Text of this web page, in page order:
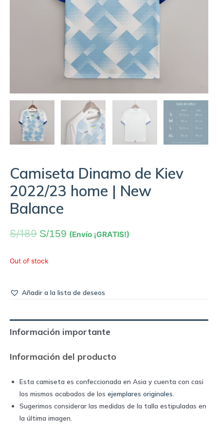
Camiseta Dinamo de Kiev
2022/23 home | New
Balance
S/189 S/159 (Envío ¡GRATIS!)
Out of stock
Añadir a la lista de deseos
Información importante
Información del producto
Esta camiseta es confeccionada en Asia y cuenta con casi
los mismos acabados de los ejemplares originales
Sugerimos considerar las medidas de la talla estipuladas en
la última imagen.